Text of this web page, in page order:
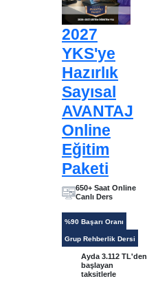
2027
YKS'ye
Hazırlık
Sayısal
AVANTAJ
Online
Eğitim
Paketi
650+ Saat Online
Canlı Ders
%90 Başarı Oranı
Grup Rehberlik Dersi
Ayda 3.112 TL'den
başlayan
taksitlerle